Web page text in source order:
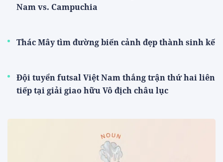
Nam vs. Campuchia
Thác Mây tìm đường biến cảnh đẹp thành sinh kế
Đội tuyển futsal Việt Nam thắng trận thứ hai liên
tiếp tại giải giao hữu Vô địch châu lục